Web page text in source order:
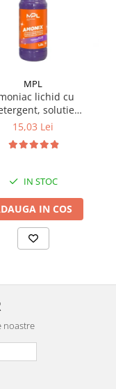
MPL
lichid cu
solutie
igienizanta, 1.5 L
15,03 Lei
IN STOC
IN COS
noastre